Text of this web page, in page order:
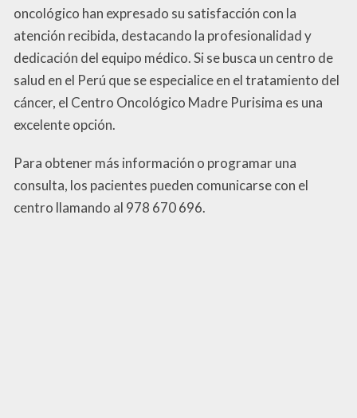
oncológico han expresado su satisfacción con la
atención recibida, destacando la profesionalidad y
dedicación del equipo médico. Si se busca un centro de
salud en el Perú que se especialice en el tratamiento del
cáncer, el Centro Oncológico Madre Purisima es una
excelente opción.
Para obtener más información o programar una
consulta, los pacientes pueden comunicarse con el
centro llamando al 978 670 696.